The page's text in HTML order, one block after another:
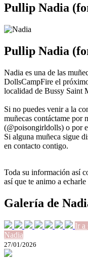
Pullip Nadia
Pullip Nadia
Nadia es una de las
DollsCampFire el
localidad de Bussy Saint
Si no puedes venir a la
muñecas contáctame por
(@poisongirldolls) o por
Si alguna muñeca sigue
en contacto contigo.
Toda su información así
así que te animo a
Galería de
Ir a
Nadia
27/01/2026